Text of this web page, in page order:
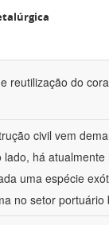
reutilização do
civil vem
há
uma espécie
no setor